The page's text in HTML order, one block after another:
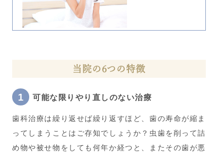
当院の6つの特徴
可能な限りやり直しのない治療
歯科治療は繰り返せば繰り返すほど、歯の寿命が縮ま
ってしまうことはご存知でしょうか？虫歯を削って詰
め物や被せ物をしても何年か経つと、またその歯が悪